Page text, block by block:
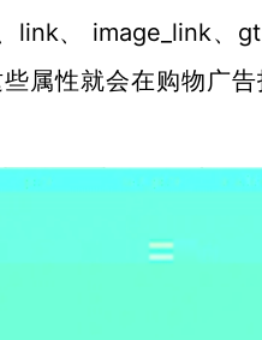
link、 image_link、
属性就会在购物广告